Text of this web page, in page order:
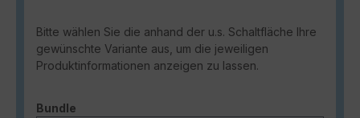
Bitte wählen Sie die anhand der u.s. Schaltfläche Ihre
gewünschte Variante aus, um die jeweiligen
Produktinformationen anzeigen zu lassen.
Bundle